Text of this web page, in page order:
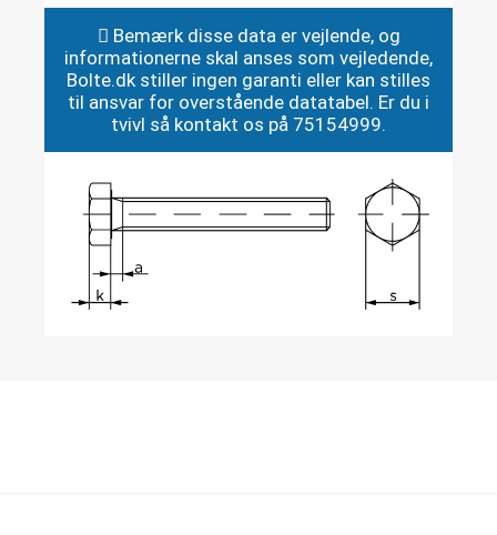
Bemærk disse data er vejlende, og
informationerne skal anses som vejledende,
Bolte.dk stiller ingen garanti eller kan stilles
til ansvar for overstående datatabel. Er du i
tvivl så kontakt os på 75154999.